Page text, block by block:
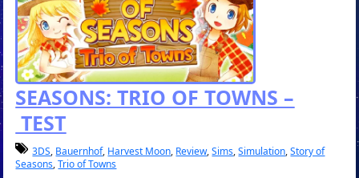
SEASONS: TRIO OF TOWNS –
TEST
3DS, Bauernhof, Harvest Moon, Review,Sims,Simulation,Story of
Seasons,Trio of Towns